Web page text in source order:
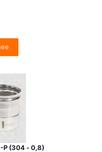
(304 - 0,8)